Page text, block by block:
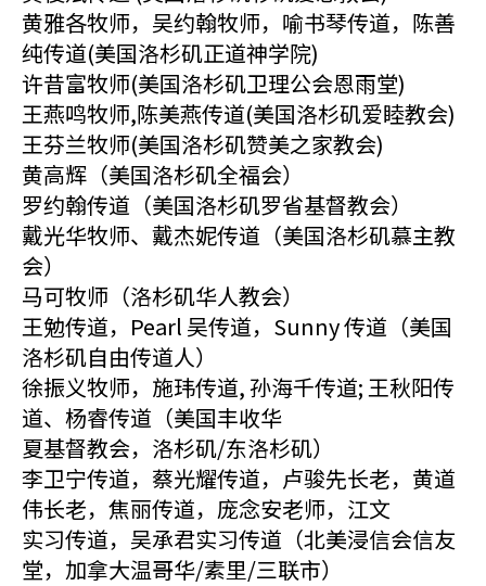
黄雅各牧师，吴约翰牧师，喻书琴传道，陈善
纯传道(美国洛杉矶正道神学院)
许昔富牧师(美国洛杉矶卫理公会恩雨堂)
王燕鸣牧师,陈美燕传道(美国洛杉矶爱睦教会)
王芬兰牧师(美国洛杉矶赞美之家教会)
黄高辉（美国洛杉矶全福会）
罗约翰传道（美国洛杉矶罗省基督教会）
戴光华牧师、戴杰妮传道（美国洛杉矶慕主教
会）
马可牧师（洛杉矶华人教会）
王勉传道，Pearl 吴传道，Sunny 传道（美国
洛杉矶自由传道人）
徐振义牧师，施玮传道, 孙海千传道; 王秋阳传
道、杨睿传道（美国丰收华
夏基督教会，洛杉矶/东洛杉矶）
李卫宁传道，蔡光耀传道，卢骏先长老，黄道
伟长老，焦丽传道，庞念安老师，江文
实习传道，吴承君实习传道（北美浸信会信友
堂，加拿大温哥华/素里/三联市）